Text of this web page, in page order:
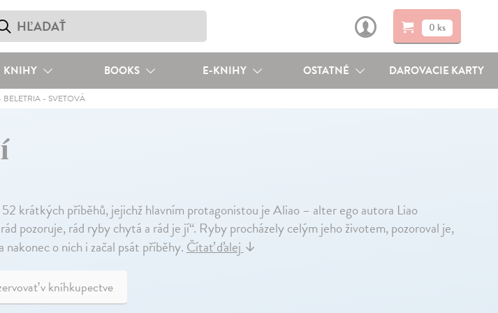
0 ks
KNIHY BOOKS E-KNIHY OSTATNÉ DAROVACIE KARTY
BELETRIA - SVETOVÁ
krátkých příběhů, jejichž hlavním protagonistou je Aliao – alter ego autora Liao
pozoruje, rád ryby chytá a rád je jí“. Ryby procházely celým jeho životem, pozoroval je,
nakonec o nich i začal psát příběhy.Čítať ďalej↓
v kníhkupectve